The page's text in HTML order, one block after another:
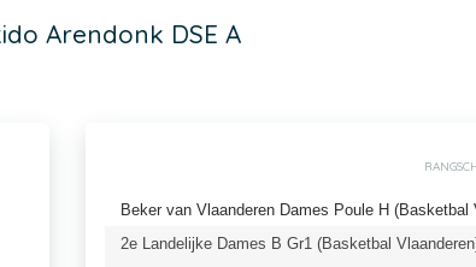
Arendonk DSE A
Beker van Vlaanderen Dames Poule H (Basketbal
2e Landelijke Dames B Gr1 (Basketbal